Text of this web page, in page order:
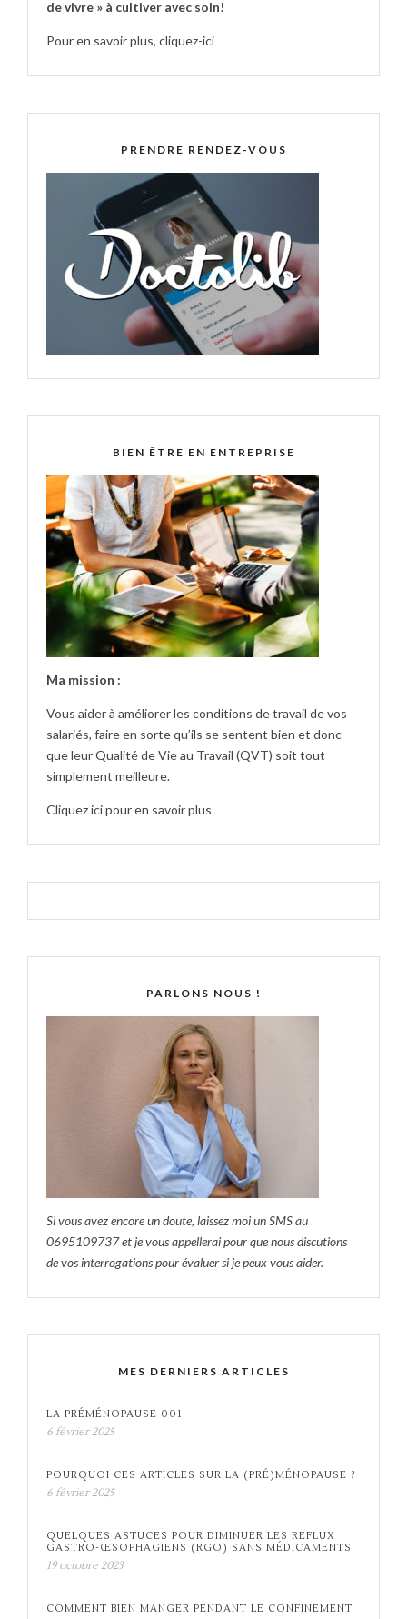
de vivre » à cultiver avec soin!
Pour en savoir plus, cliquez-ici
PRENDRE RENDEZ-VOUS
BIEN ÊTRE EN ENTREPRISE
Ma mission :
Vous aider à améliorer les conditions de travail de vos
salariés, faire en sorte qu’ils se sentent bien et donc
que leur Qualité de Vie au Travail (QVT) soit tout
simplement meilleure.
Cliquez ici pour en savoir plus
PARLONS NOUS !
Si vous avez encore un doute, laissez moi un SMS au
0695109737 et je vous appellerai pour que nous discutions
de vos interrogations pour évaluer si je peux vous aider.
MES DERNIERS ARTICLES
LA PRÉMÉNOPAUSE 001
6 février 2025
POURQUOI CES ARTICLES SUR LA (PRÉ)MÉNOPAUSE ?
6 février 2025
QUELQUES ASTUCES POUR DIMINUER LES REFLUX
GASTRO-ŒSOPHAGIENS (RGO) SANS MÉDICAMENTS
19 octobre 2023
COMMENT BIEN MANGER PENDANT LE CONFINEMENT